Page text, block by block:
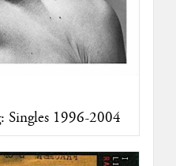
Singles 1996-2004